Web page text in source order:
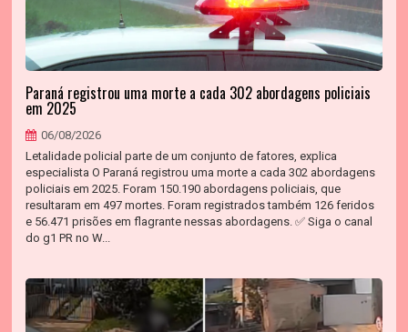
Paraná registrou uma morte a cada 302 abordagens policiais
em 2025
06/08/2026
Letalidade policial parte de um conjunto de fatores, explica
especialista O Paraná registrou uma morte a cada 302 abordagens
policiais em 2025. Foram 150.190 abordagens policiais, que
resultaram em 497 mortes. Foram registrados também 126 feridos
e 56.471 prisões em flagrante nessas abordagens. ✅ Siga o canal
do g1 PR no W...